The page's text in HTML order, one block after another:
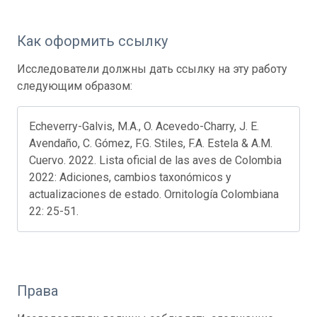
Как оформить ссылку
Исследователи должны дать ссылку на эту работу
следующим образом:
Echeverry-Galvis, M.A., O. Acevedo-Charry, J. E.
Avendaño, C. Gómez, F.G. Stiles, F.A. Estela & A.M.
Cuervo. 2022. Lista oficial de las aves de Colombia
2022: Adiciones, cambios taxonómicos y
actualizaciones de estado. Ornitología Colombiana
22: 25-51.
Права